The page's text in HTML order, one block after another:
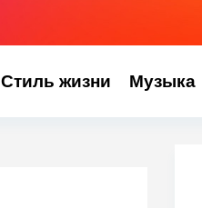
Стиль жизни Музыка